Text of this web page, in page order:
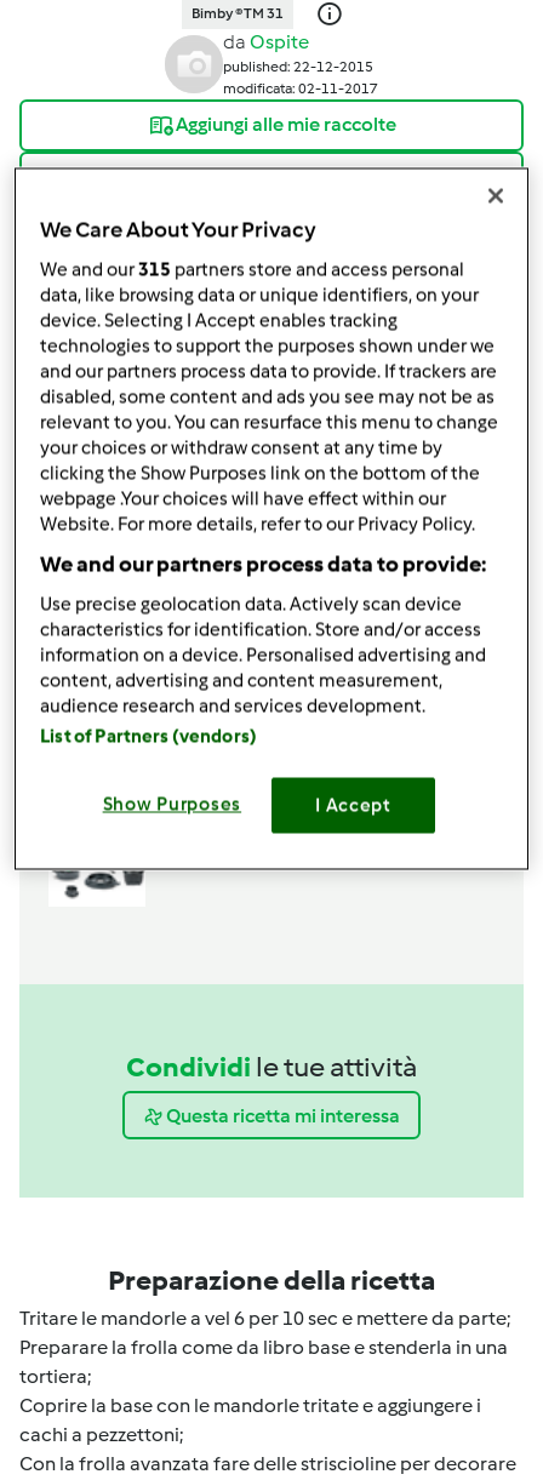
Bimby ® TM 31
da Ospite
published: 22-12-2015
modificata: 02-11-2017
Aggiungi alle mie raccolte
condividi la ricetta
Crea variante
Ingredienti
Crostata di cachi
1dosepasta frolla,come da ricettario base
100grammimandorle dolci
6cachi,maturi, sbucciati e senza semi
Aggiungi alla lista della spesa
Accessori che ti serviranno
Spatola
Condividi le tue attività
Questa ricetta mi interessa
Preparazione della ricetta
Tritare le mandorle a vel 6 per 10 sec e mettere da parte;
Preparare la frolla come da libro base e stenderla in una
tortiera;
Coprire la base con le mandorle tritate e aggiungere i
cachi a pezzettoni;
Con la frolla avanzata fare delle striscioline per decorare
We Care About Your Privacy
We and our315 partners store and access personal
data, like browsing data or unique identifiers, on your
device. Selecting I Accept enables tracking
technologies to support the purposes shown under we
and our partners process data to provide. If trackers are
disabled, some content and ads you see may not be as
relevant to you. You can resurface this menu to change
your choices or withdraw consent at any time by
clicking the Show Purposes link on the bottom of the
webpage .Your choices will have effect within our
Website. For more details, refer to our Privacy Policy.
We and our partners process data to provide:
Use precise geolocation data. Actively scan device
characteristics for identification. Store and/or access
information on a device. Personalised advertising and
content, advertising and content measurement,
audience research and services development.
List of Partners (vendors)
Show Purposes I Accept